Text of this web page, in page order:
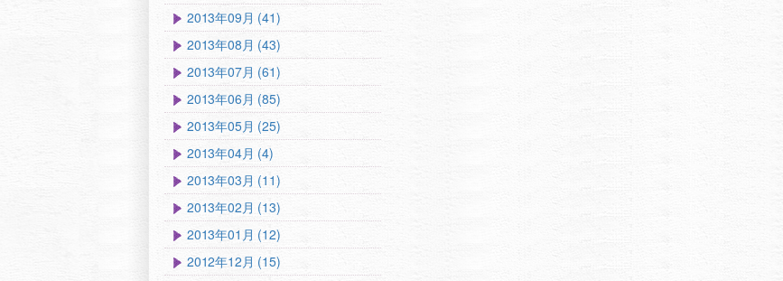
2013年09月 (41)
2013年08月 (43)
2013年07月 (61)
2013年06月 (85)
2013年05月 (25)
2013年04月 (4)
2013年03月 (11)
2013年02月 (13)
2013年01月 (12)
2012年12月 (15)